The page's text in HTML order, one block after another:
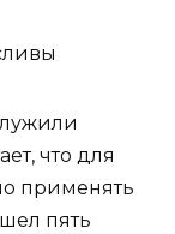
что для
применять
пять